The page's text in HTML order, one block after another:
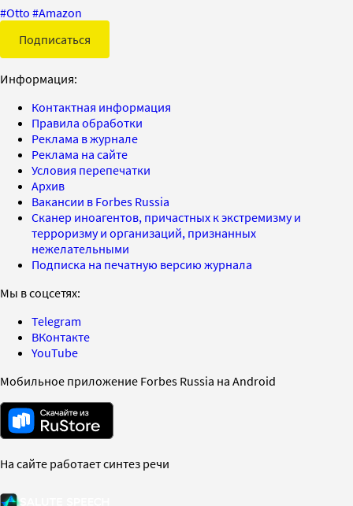
#Otto #Amazon
Подписаться
Информация:
Контактная информация
Правила обработки
Реклама в журнале
Реклама на сайте
Условия перепечатки
Архив
Вакансии в Forbes Russia
Сканер иноагентов, причастных к экстремизму и
терроризму и организаций, признанных
нежелательными
Подписка на печатную версию журнала
Мы в соцсетях:
Telegram
ВКонтакте
YouTube
Мобильное приложение Forbes Russia на Android
На сайте работает синтез речи